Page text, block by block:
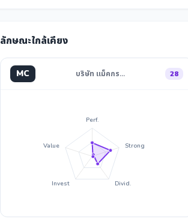
ลักษณะใกล้เคียง
MC บริษัท แม็คกร… 28
Perf.
Strong
Divid.
Invest
Value